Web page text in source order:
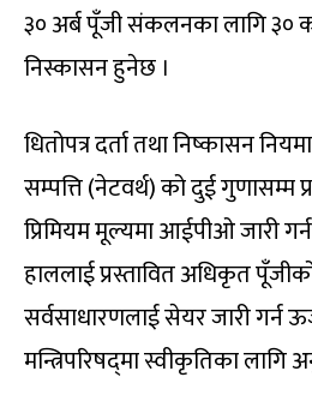
३० अर्ब पूँजी संकलनका लागि ३०
निस्कासन हुनेछ ।
धितोपत्र दर्ता तथा निष्कासन
सम्पत्ति (नेटवर्थ) को दुई गुणासम्म
प्रिमियम मूल्यमा आईपीओ जारी
हाललाई प्रस्तावित अधिकृत
सर्वसाधारणलाई सेयर जारी गर्न
मन्त्रिपरिषद्‍मा स्वीकृतिका लागि